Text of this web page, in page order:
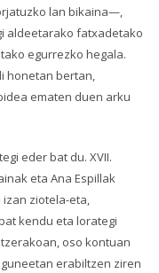
lan bikaina—,
aldeetarako fatxadetako
egurrezko hegala.
honetan bertan,
ematen duen arku
eder bat du. XVII.
eta Ana Espillak
ziotela-eta,
kendu eta lorategi
oso kontuan
erabiltzen ziren